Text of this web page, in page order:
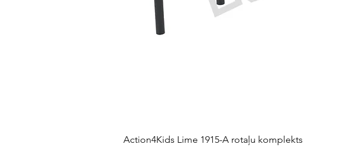
Action4Kids Lime 1915-A rotaļu komplekts